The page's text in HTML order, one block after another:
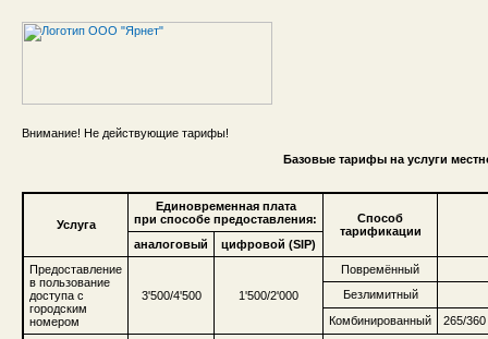
Внимание! Не действующие тарифы!
Базовые тарифы на услуги
Услуга
Единовременная плата
при способе предоставления:
Способ
тарификации
аналоговый
цифровой (SIP)
Предоставление
в пользование
доступа с
городским
номером
3'500/4'500 1'500/2'000
Повремённый
Безлимитный
Комбинированный
265/